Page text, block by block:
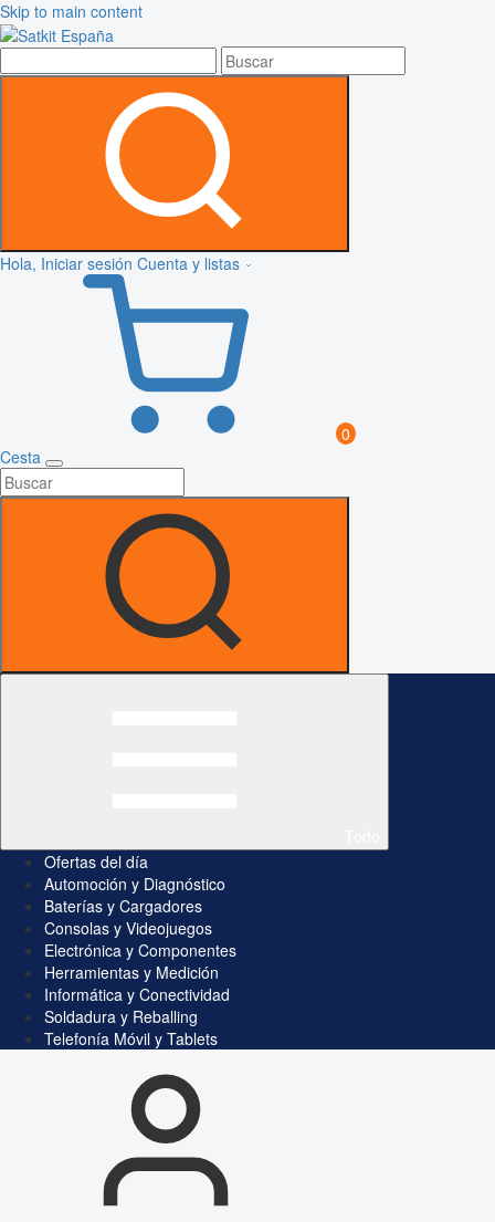
Skip to main content
Hola, Iniciar sesión Cuenta y listas
0
Cesta
Ofertas del día
Automoción y Diagnóstico
Baterías y Cargadores
Consolas y Videojuegos
Electrónica y Componentes
Herramientas y Medición
Informática y Conectividad
Soldadura y Reballing
Telefonía Móvil y Tablets